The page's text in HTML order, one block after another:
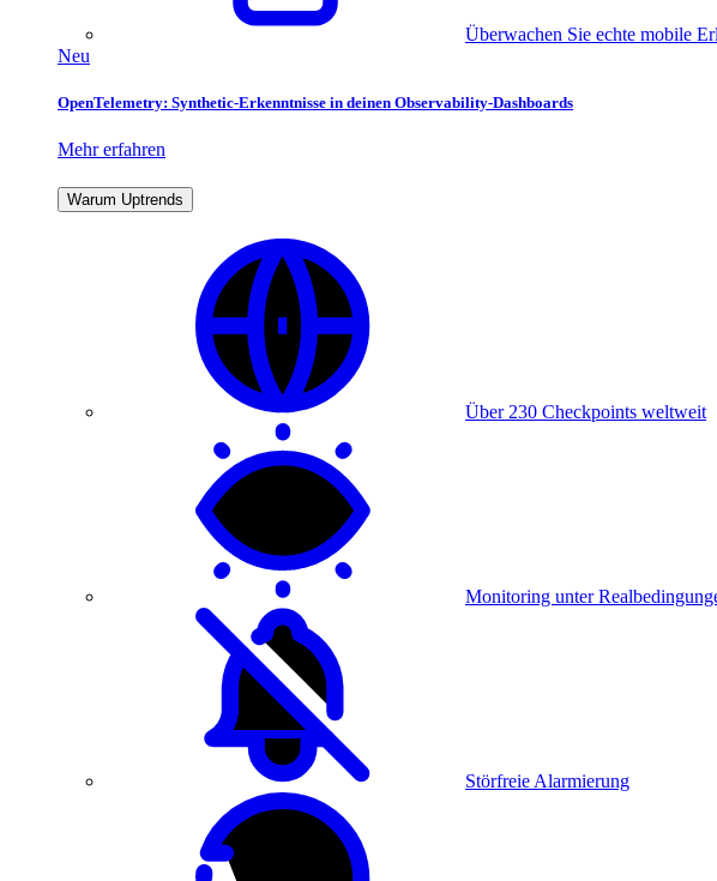
Überwachen Sie echte mobile
Neu
OpenTelemetry: Synthetic-Erkenntnisse in deinen Observability-Dashboards
Mehr erfahren
Warum Uptrends
Über 230 Checkpoints weltweit
Monitoring unter
Störfreie Alarmierung